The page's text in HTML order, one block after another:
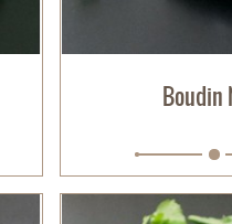
Boudin